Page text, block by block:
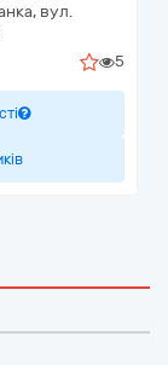
вул.
5